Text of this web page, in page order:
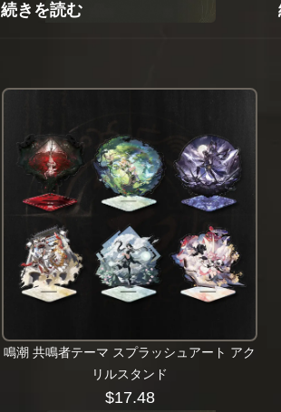
続きを読む
鳴潮 共鳴者テーマ スプラッシュアート アク
リルスタンド
$17.48